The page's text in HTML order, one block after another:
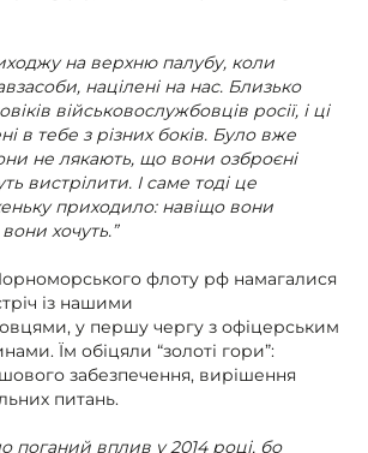
на верхню палубу, коли
націлені на нас. Близько
військовослужбовців росії, і ці
в тебе з різних боків. Було вже
не лякають, що вони озброєні
вистрілити. І саме тоді це
приходило: навіщо вони
хочуть.”
флоту рф намагалися
із нашими
у першу чергу з офіцерським
Їм обіцяли “золоті гори”:
забезпечення, вирішення
питань.
поганий вплив у 2014 році, бо